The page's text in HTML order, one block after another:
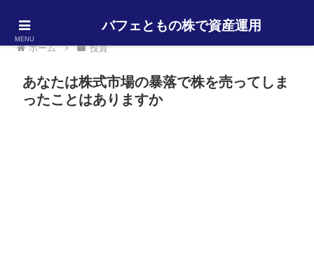
ホーム 投資
あなたは株式市場の暴落で株を売ってしま
ったことはありますか
MENU
バフェともの株で資産運用